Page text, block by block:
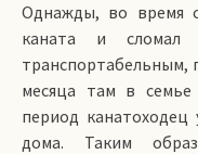
Однажды, во время
каната и
транспортабельным,
месяца там в
период канатоходец
дома. Таким